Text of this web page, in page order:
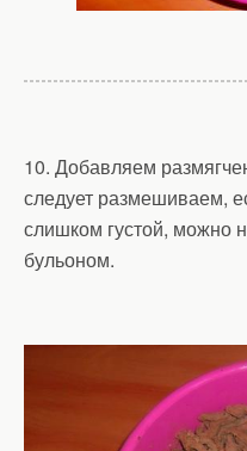
10. Добавляем
следует размешиваем,
слишком густой, можно
бульоном.